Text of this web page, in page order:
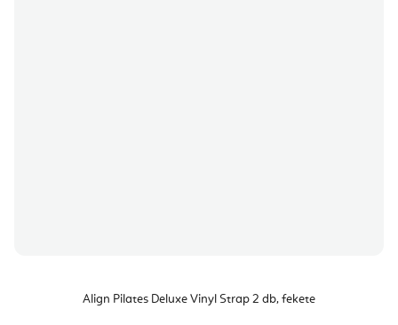
Align Pilates Deluxe Vinyl Strap 2 db, fekete